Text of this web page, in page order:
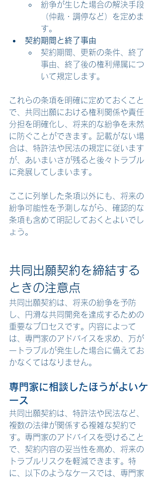
紛争が生じた場合の解決手段
（仲裁・調停など）を定めま
す。
契約期間と終了事由
契約期間、更新の条件、終了
事由、終了後の権利帰属につ
いて規定します。
これらの条項を明確に定めておくこと
で、共同出願における権利関係や責任
分担を明確化し、将来的な紛争を未然
に防ぐことができます。記載がない場
合は、特許法や民法の規定に従います
が、あいまいさが残ると後々トラブル
に発展してしまいます。
ここに列挙した条項以外にも、将来の
紛争可能性を予測しながら、確認的な
条項も含めて明記しておくとよいでし
ょう。
共同出願契約を締結する
ときの注意点
共同出願契約は、将来の紛争を予防
し、円滑な共同開発を達成するための
重要なプロセスです。内容によって
は、専門家のアドバイスを求め、万が
一トラブルが発生した場合に備えてお
かなくてはなりません。
専門家に相談したほうがよいケ
ース
共同出願契約は、特許法や民法など、
複数の法律が関係する複雑な契約で
す。専門家のアドバイスを受けること
で、契約内容の妥当性を高め、将来の
トラブルリスクを軽減できます。特
に、以下のようなケースでは、専門家